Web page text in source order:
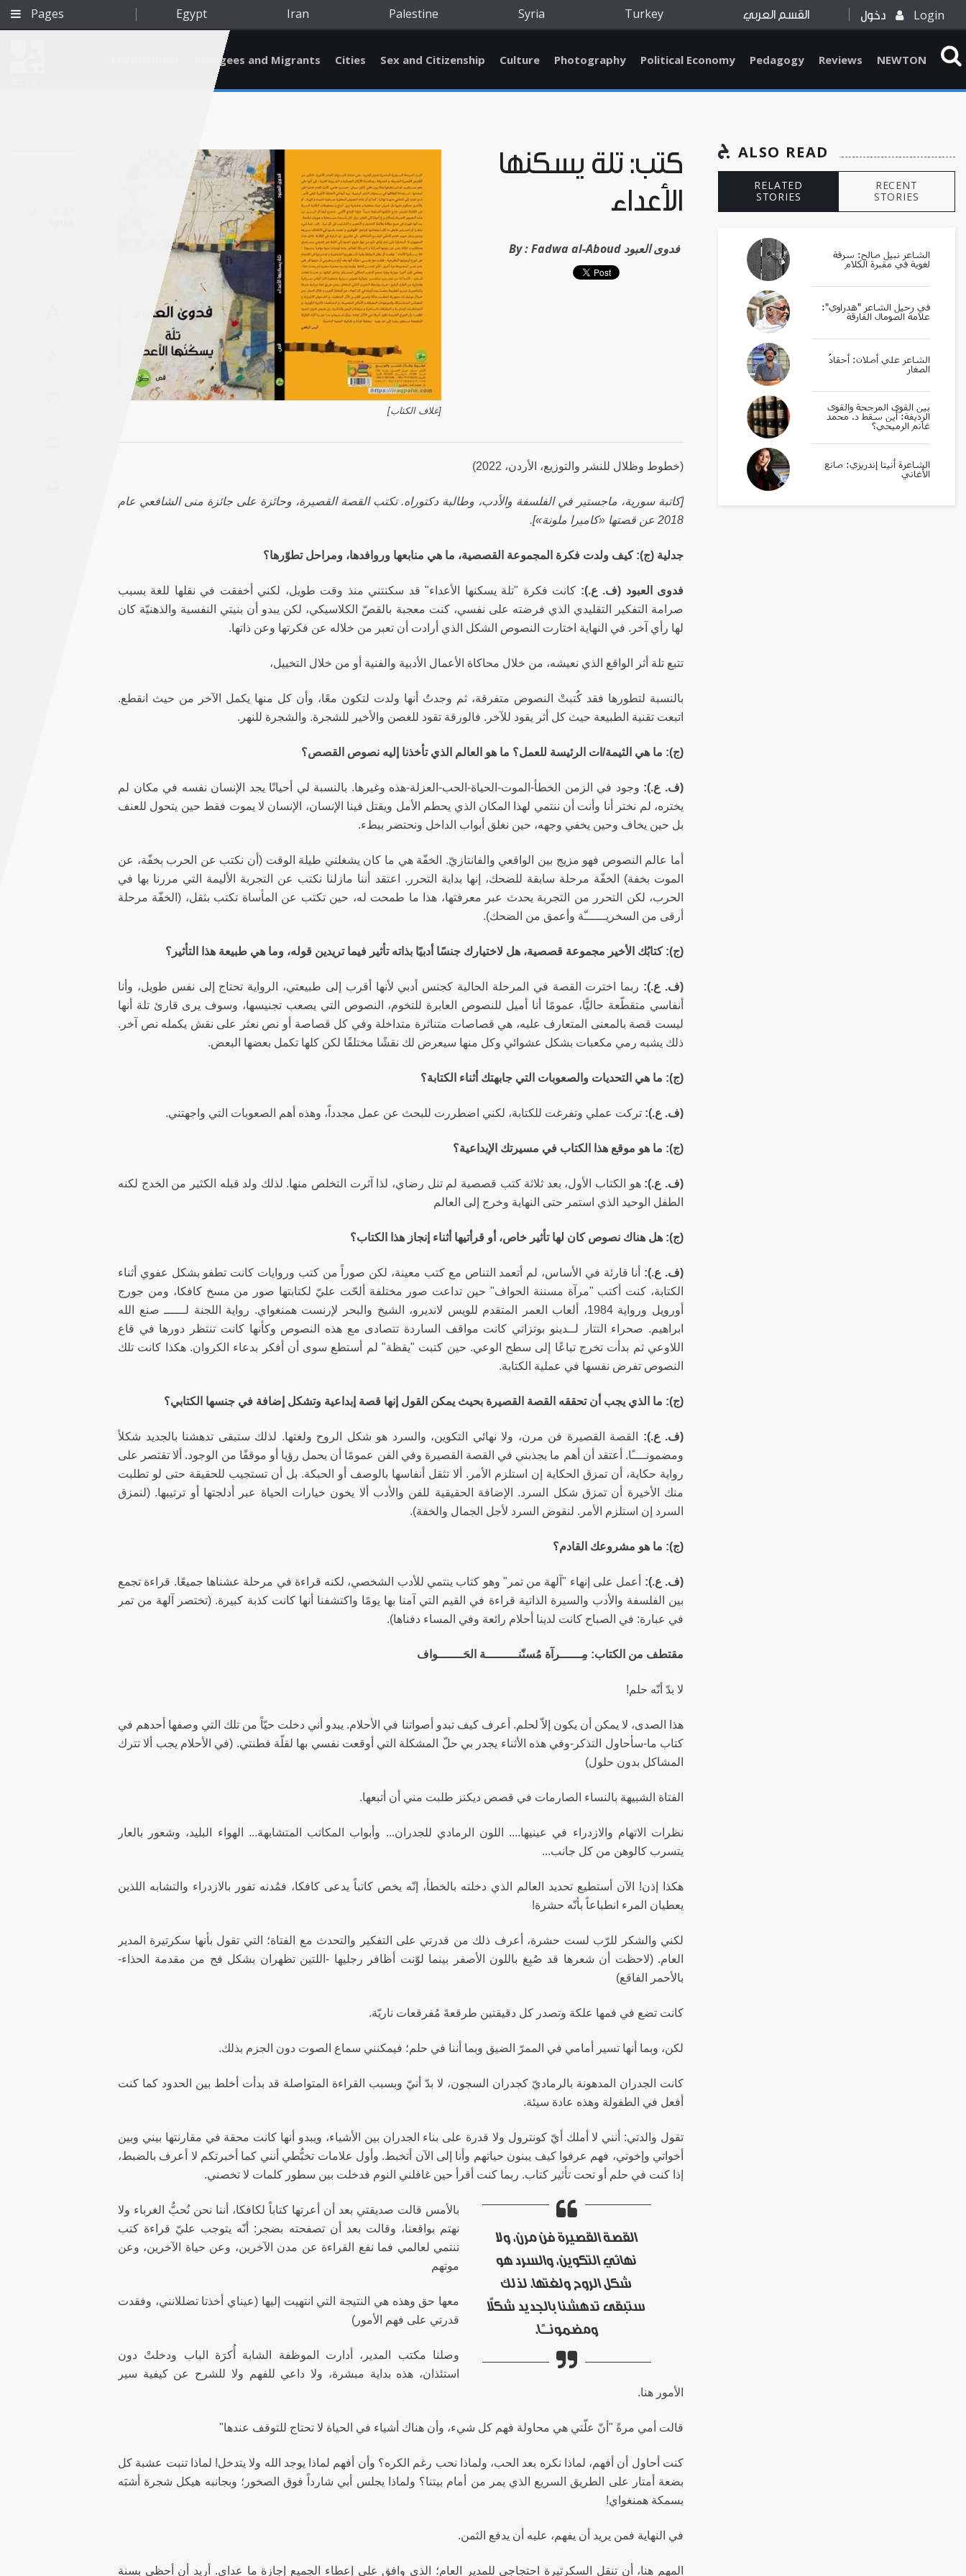
Pages Egypt Iran Palestine Syria Turkey القسم العربي دخول Login
Refugees and Migrants Cities Sex and Citizenship Culture Photography Political Economy Pedagogy Reviews NEWTON
[غلاف الكتاب]
كتب: تلة يسكنها
الأعداء
By : Fadwa al-Aboud فدوى العبود
(خطوط وظلال للنشر والتوزيع، الأردن، 2022)
[كاتبة سورية، ماجستير في الفلسفة والأدب، وطالبة دكتوراه. تكتب القصة القصيرة، وحائزة على جائزة منى الشافعي عام
2018 عن قصتها «كاميرا ملونة»].
جدلية (ج): كيف ولدت فكرة المجموعة القصصية، ما هي منابعها وروافدها، ومراحل تطوّرها؟
فدوى العبود (ف. ع.): كانت فكرة "تلة يسكنها الأعداء" قد سكنتني منذ وقت طويل، لكني أخفقت في نقلها للغة بسبب
صرامة التفكير التقليدي الذي فرضته على نفسي، كنت معجبة بالقصّ الكلاسيكي، لكن يبدو أن بنيتي النفسية والذهنيّة كان
لها رأي آخر. في النهاية اختارت النصوص الشكل الذي أرادت أن تعبر من خلاله عن فكرتها وعن ذاتها.
تتبع تلة أثر الواقع الذي نعيشه، من خلال محاكاة الأعمال الأدبية والفنية أو من خلال التخييل،
بالنسبة لتطورها فقد كُتبتْ النصوص متفرقة، ثم وجدتُ أنها ولدت لتكون معًا، وأن كل منها يكمل الآخر من حيث انقطع.
اتبعت تقنية الطبيعة حيث كل أثر يقود للآخر. فالورقة تقود للغصن والأخير للشجرة. والشجرة للنهر.
(ج): ما هي الثيمة/ات الرئيسة للعمل؟ ما هو العالم الذي تأخذنا إليه نصوص القصص؟
(ف. ع.): وجود في الزمن الخطأ-الموت-الحياة-الحب-العزلة-هذه وغيرها. بالنسبة لي أحيانًا يجد الإنسان نفسه في مكان لم
يختره، لم نختر أنا وأنت أن ننتمي لهذا المكان الذي يحطم الأمل ويقتل فينا الإنسان، الإنسان لا يموت فقط حين يتحول للعنف
بل حين يخاف وحين يخفي وجهه، حين نغلق أبواب الداخل ونحتضر ببطء.
أما عالم النصوص فهو مزيج بين الواقعي والفانتازيّ. الخفّة هي ما كان يشغلني طيلة الوقت (أن نكتب عن الحرب بخفّة، عن
الموت بخفة) الخفّة مرحلة سابقة للضحك، إنها بداية التحرر. اعتقد أننا مازلنا نكتب عن التجربة الأليمة التي مررنا بها في
الحرب، لكن التحرر من التجربة يحدث عبر معرفتها، هذا ما طمحت له، حين تكتب عن المأساة تكتب بثقل، (الخفّة مرحلة
أرقى من السخريــــــّة وأعمق من الضحك).
(ج): كتابُك الأخير مجموعة قصصية، هل لاختيارك جنسًا أدبيًا بذاته تأثير فيما تريدين قوله، وما هي طبيعة هذا التأثير؟
(ف. ع.): ربما اخترت القصة في المرحلة الحالية كجنس أدبي لأنها أقرب إلى طبيعتي، الرواية تحتاج إلى نفس طويل، وأنا
أنفاسي متقطّعة حاليًّا، عمومًا أنا أميل للنصوص العابرة للتخوم، النصوص التي يصعب تجنيسها، وسوف يرى قارئ تلة أنها
ليست قصة بالمعنى المتعارف عليه، هي قصاصات متناثرة متداخلة وفي كل قصاصة أو نص نعثر على نقش يكمله نص آخر.
ذلك يشبه رمي مكعبات بشكل عشوائي وكل منها سيعرض لك نقشًا مختلفًا لكن كلها تكمل بعضها البعض.
(ج): ما هي التحديات والصعوبات التي جابهتك أثناء الكتابة؟
(ف. ع.): تركت عملي وتفرغت للكتابة، لكني اضطررت للبحث عن عمل مجدداً، وهذه أهم الصعوبات التي واجهتني.
(ج): ما هو موقع هذا الكتاب في مسيرتك الإبداعية؟
(ف. ع.):هو الكتاب الأول، بعد ثلاثة كتب قصصية لم تنل رضاي، لذا آثرت التخلص منها. لذلك ولد قبله الكثير من الخدج لكنه
الطفل الوحيد الذي استمر حتى النهاية وخرج إلى العالم
(ج): هل هناك نصوص كان لها تأثير خاص، أو قرأتيها أثناء إنجاز هذا الكتاب؟
(ف. ع.):
أنا قارئة في الأساس، لم أتعمد التناص مع كتب معينة، لكن صوراً من كتب وروايات كانت تطفو بشكل عفوي أثناء
الكتابة، كنت أكتب "مرآة مسننة الحواف" حين تداعت صور مختلفة ألحّت عليّ لكتابتها صور من مسخ كافكا، ومن جورج
أورويل ورواية 1984، ألعاب العمر المتقدم للويس لانديرو، الشيخ والبحر لإرنست همنغواي. رواية اللجنة لــــــ صنع الله
ابراهيم. صحراء التتار لــدينو بوتزاتي كانت مواقف الساردة تتصادى مع هذه النصوص وكأنها كانت تنتظر دورها في قاع
اللاوعي ثم بدأت تخرج تباعًا إلى سطح الوعي. حين كتبت "يقظة" لم أستطع سوى أن أفكر بدعاء الكروان. هكذا كانت تلك
النصوص تفرض نفسها في عملية الكتابة.
(ج): ما الذي يجب أن تحققه القصة القصيرة بحيث يمكن القول إنها قصة إبداعية وتشكل إضافة في جنسها الكتابي؟
(ف. ع.):
القصة القصيرة فن مرن، ولا نهائي التكوين، والسرد هو شكل الروح ولغتها. لذلك ستبقى تدهشنا بالجديد شكلاً
ومضمونــــًا. أعتقد أن أهم ما يجذبني في القصة القصيرة وفي الفن عمومًا أن يحمل رؤيا أو موقفًا من الوجود. ألا تقتصر على
رواية حكاية، أن تمزق الحكاية إن استلزم الأمر. ألا تثقل أنفاسها بالوصف أو الحبكة. بل أن تستجيب للحقيقة حتى لو تطلبت
منك الأخيرة أن تمزق شكل السرد. الإضافة الحقيقية للفن والأدب ألا يخون خيارات الحياة عبر أدلجتها أو ترتيبها. (لنمزق
السرد إن استلزم الأمر. لنقوض السرد لأجل الجمال والخفة).
(ج): ما هو مشروعك القادم؟
(ف. ع.):
أعمل على إنهاء "آلهة من تمر" وهو كتاب ينتمي للأدب الشخصي، لكنه قراءة في مرحلة عشناها جميعًا. قراءة تجمع
بين الفلسفة والأدب والسيرة الذاتية قراءة في القيم التي آمنا بها يومًا واكتشفنا أنها كانت كذبة كبيرة. (تختصر آلهة من تمر
في عبارة: في الصباح كانت لدينا أحلام رائعة وفي المساء دفناها).
مقتطف من الكتاب: مِــــــرآة مُسنّنـــــــــة الحَـــــــواف
لا بدّ أنّه حلم!
هذا الصدى، لا يمكن أن يكون إلاّ لحلم. أعرف كيف تبدو أصواتنا في الأحلام. يبدو أني دخلت حيّاً من تلك التي وصفها أحدهم في
كتاب ما-سأحاول التذكر-وفي هذه الأثناء يجدر بي حلّ المشكلة التي أوقعت نفسي بها لقلّة فطنتي. (في الأحلام يجب ألا تترك
المشاكل بدون حلول)
الفتاة الشبيهة بالنساء الصارمات في قصص ديكنز طلبت مني أن أتبعها.
نظرات الاتهام والازدراء في عينيها.... اللون الرمادي للجدران... وأبواب المكاتب المتشابهة... الهواء البليد، وشعور بالعار
يتسرب كالوهن من كل جانب...
هكذا إذن! الآن أستطيع تحديد العالم الذي دخلته بالخطأ، إنّه يخص كاتباً يدعى كافكا، فمُدنه تفور بالازدراء والتشابه اللذين
يعطيان المرء انطباعاً بأنّه حشرة!
لكني والشكر للرّب لست حشرة، أعرف ذلك من قدرتي على التفكير والتحدث مع الفتاة؛ التي تقول بأنها سكرتيرة المدير
العام. (لاحظت أن شعرها قد صُبِغ باللون الأصفر بينما لوّنت أظافر رجليها -اللتين تظهران بشكل فج من مقدمة الحذاء-
بالأحمر الفاقع)
كانت تضع في فمها علكة وتصدر كل دقيقتين طرقعةَ مُفرقعات ناريّة.
لكن، وبما أنها تسير أمامي في الممرّ الضيق وبما أننا في حلم؛ فيمكنني سماع الصوت دون الجزم بذلك.
كانت الجدران المدهونة بالرماديّ كجدران السجون، لا بدّ أنيّ وبسبب القراءة المتواصلة قد بدأت أخلط بين الحدود كما كنت
أفعل في الطفولة وهذه عادة سيئة.
تقول والدتي: أنني لا أملك أيّ كونترول ولا قدرة على بناء الجدران بين الأشياء، ويبدو أنها كانت محقة في مقارنتها بيني وبين
أخواتي وإخوتي، فهم عرفوا كيف يبنون حياتهم وأنا إلى الآن أتخبط. وأول علامات تخبُّطي أنني كما أخبرتكم لا أعرف بالضبط،
إذا كنت في حلم أو تحت تأثير كتاب. ربما كنت أقرأ حين غافلني النوم فدخلت بين سطور كلمات لا تخصني.
القصة القصيرة فن مرن، ولا
نهائي التكوين، والسرد هو
شكل الروح ولغتها. لذلك
ستبقى تدهشنا بالجديد شكلاً
ومضمونــــًا.
بالأمس قالت صديقتي بعد أن أعرتها كتاباً لكافكا، أننا نحن نُحبُّ الغرباء ولا
نهتم بواقعنا، وقالت بعد أن تصفحته بضجر: أنّه يتوجب عليّ قراءة كتب
تنتمي لعالمي فما نفع القراءة عن مدن الآخرين، وعن حياة الآخرين، وعن
موتهم
معها حق وهذه هي النتيجة التي انتهيت إليها (عيناي أخذتا تضللانني، وفقدت
قدرتي على فهم الأمور)
وصلنا مكتب المدير، أدارت الموظفة الشابة أُكرَة الباب ودخلتْ دون
استئذان، هذه بداية مبشرة، ولا داعي للفهم ولا للشرح عن كيفية سير
الأمور هنا.
قالت أمي مرةً "أنّ علّتي هي محاولة فهم كل شيء، وأن هناك أشياء في الحياة لا تحتاج للتوقف عندها"
كنت أحاول أن أفهم، لماذا نكره بعد الحب، ولماذا نحب رغم الكره؟ وأن أفهم لماذا يوجد الله ولا يتدخل! لماذا تنبت عشبة كل
بضعة أمتار على الطريق السريع الذي يمر من أمام بيتنا؟ ولماذا يجلس أبي شارداً فوق الصخور؛ وبجانبه هيكل شجرة أشبَه
بسمكة همنغواي!
في النهاية فمن يريد أن يفهم، عليه أن يدفع الثمن.
المهم هنا، أن تنقل السكرتيرة احتجاجي للمدير العام؛ الذي وافق على إعطاء الجميع إجازة ما عداي. أريد أن أحظى بسنة
ALSO READ
RELATED
STORIES
RECENT
STORIES
الشاعر نبيل صالح: سرقة
لغوية في مقبرة الكلام
في رحيل الشاعر "هدراوي":
علامة الصومال الفارقة
الشاعر علي أصلان: أحقادُ
الصغار
بين القوى المرجحة والقوى
الرديفة: أين سقط د. محمد
غانم الرميحي؟
الشاعرة أنيتا إندريزي: صانع
الأغاني